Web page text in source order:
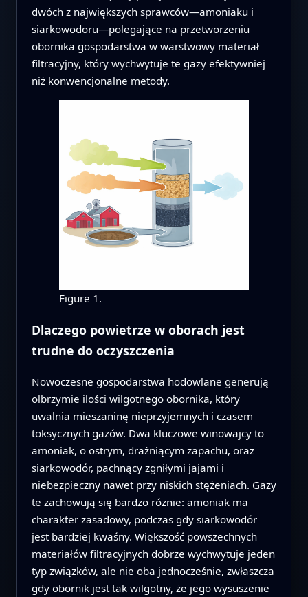
dwóch z największych sprawców—amoniaku i
siarkowodoru—polegające na przetworzeniu
obornika gospodarstwa w warstwowy materiał
filtracyjny, który wychwytuje te gazy efektywniej
niż konwencjonalne metody.
Figure 1.
Dlaczego powietrze w oborach jest
trudne do oczyszczenia
Nowoczesne gospodarstwa hodowlane generują
olbrzymie ilości wilgotnego obornika, który
uwalnia mieszaninę nieprzyjemnych i czasem
toksycznych gazów. Dwa kluczowe winowajcy to
amoniak, o ostrym, drażniącym zapachu, oraz
siarkowodór, pachnący zgniłymi jajami i
niebezpieczny nawet przy niskich stężeniach. Gazy
te zachowują się bardzo różnie: amoniak ma
charakter zasadowy, podczas gdy siarkowodór
jest bardziej kwaśny. Większość powszechnych
materiałów filtracyjnych dobrze wychwytuje jeden
typ związków, ale nie oba jednocześnie, zwłaszcza
gdy obornik jest tak wilgotny, że jego wysuszenie